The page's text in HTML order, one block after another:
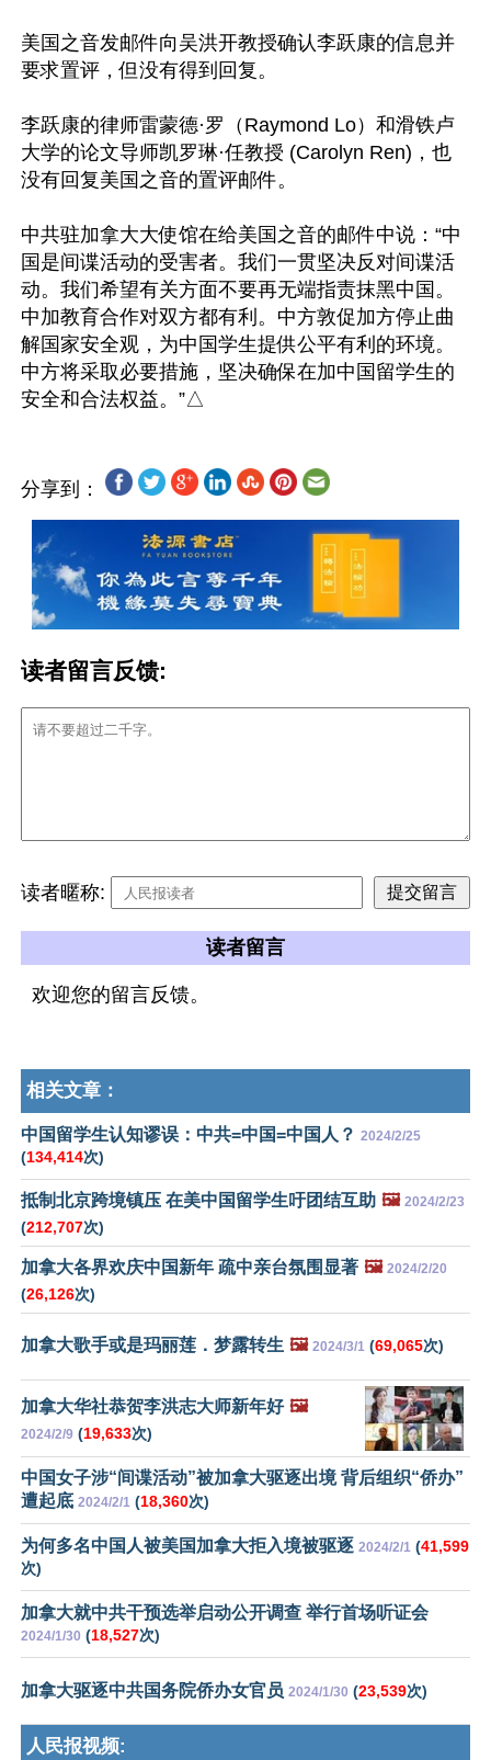
美国之音发邮件向吴洪开教授确认李跃康的信息并
要求置评，但没有得到回复。
李跃康的律师雷蒙德·罗（Raymond Lo）和滑铁卢
大学的论文导师凯罗琳·任教授 (Carolyn Ren)，也
没有回复美国之音的置评邮件。
中共驻加拿大大使馆在给美国之音的邮件中说：“中
国是间谍活动的受害者。我们一贯坚决反对间谍活
动。我们希望有关方面不要再无端指责抹黑中国。
中加教育合作对双方都有利。中方敦促加方停止曲
解国家安全观，为中国学生提供公平有利的环境。
中方将采取必要措施，坚决确保在加中国留学生的
分享到：
读者留言反馈:
读者暱称:
读者留言
欢迎您的留言反馈。
相关文章：
中国留学生认知谬误：中共=中国=中国人？ 2024/2/25
(134,414次)
抵制北京跨境镇压 在美中国留学生吁团结互助 🖼️ 2024/2/23
(212,707次)
加拿大各界欢庆中国新年 疏中亲台氛围显著 🖼️ 2024/2/20
(26,126次)
加拿大歌手或是玛丽莲．梦露转生 🖼️ 2024/3/1 (69,065次)
加拿大华社恭贺李洪志大师新年好 🖼️
2024/2/9 (19,633次)
中国女子涉“间谍活动”被加拿大驱逐出境 背后组织“侨办”
遭起底 2024/2/1 (18,360次)
为何多名中国人被美国加拿大拒入境被驱逐 2024/2/1 (41,599
次)
加拿大就中共干预选举启动公开调查 举行首场听证会
2024/1/30 (18,527次)
加拿大驱逐中共国务院侨办女官员 2024/1/30 (23,539次)
人民报视频: